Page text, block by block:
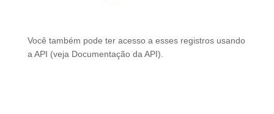
Você também pode ter acesso a esses registros usando
a API (veja Documentação da API ).